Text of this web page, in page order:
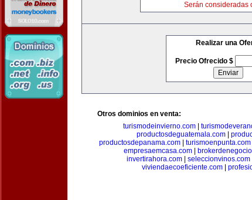
Serán consideradas
Realizar una
Precio Ofrecido $
Otros dominios en venta:
turismodeinvierno.com
productosdeguatemala.com|
productosdepanama.com
turismoenpunta.com
empresaemcasa.com
invertirahora.com| seleccionvinos.com|
viviendaecoeficiente.com